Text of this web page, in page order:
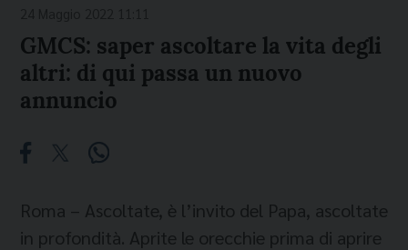
GMCS: saper ascoltare la vita degli
altri: di qui passa un nuovo
annuncio
Roma – Ascoltate, è l’invito del Papa, ascoltate
in profondità. Aprite le orecchie prima di aprire